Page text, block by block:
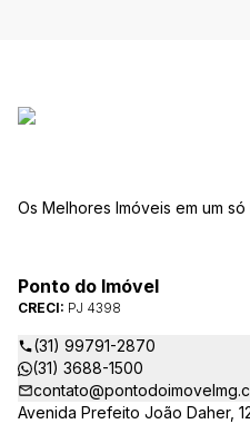
Os Melhores Imóveis em um só
Ponto do Imóvel
CRECI: PJ 4398
(31) 99791-2870
(31) 3688-1500
Avenida Prefeito João Daher,